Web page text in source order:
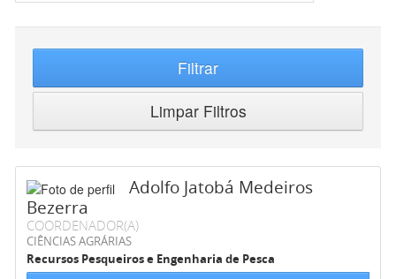
Filtrar
Limpar Filtros
Adolfo Jatobá Medeiros
Bezerra
COORDENADOR(A)
CIÊNCIAS AGRÁRIAS
Recursos Pesqueiros e Engenharia de Pesca